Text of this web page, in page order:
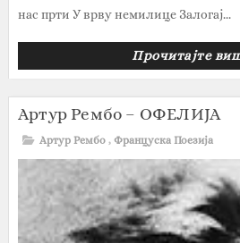
нас прти У врву немилице Залогај...
Прочитајте
Артур Рембо – ОФЕЛИЈА
Артур Рембо , Француска Поезија